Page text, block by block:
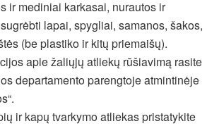
ir mediniai karkasai, nurautos ir
lapai, spygliai, samanos, šakos,
(be plastiko ir kitų priemaišų).
apie žaliųjų atliekų rūšiavimą rasite
departamento parengtoje atmintinėje
ir kapų tvarkymo atliekas pristatykite